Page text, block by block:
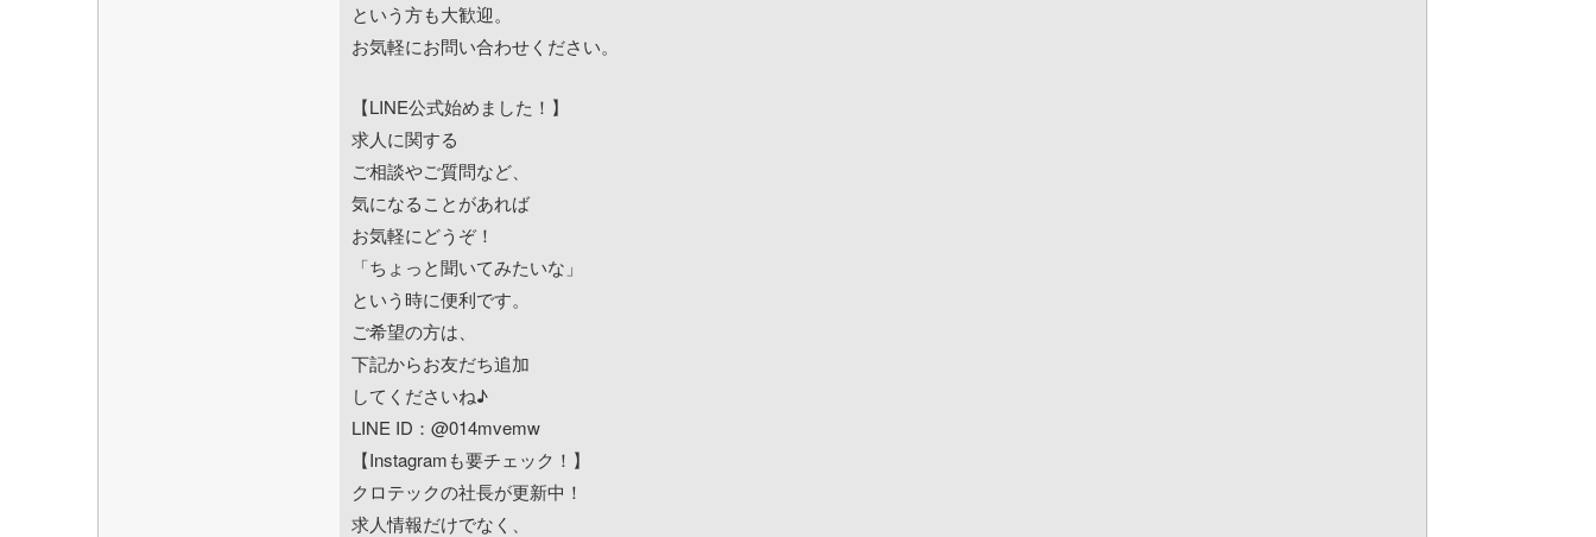
という方も大歓迎。
お気軽にお問い合わせください。
【LINE公式始めました！】
求人に関する
ご相談やご質問など、
気になることがあれば
お気軽にどうぞ！
「ちょっと聞いてみたいな」
という時に便利です。
ご希望の方は、
下記からお友だち追加
してくださいね♪
LINE ID：@014mvemw
【Instagramも要チェック！】
クロテックの社長が更新中！
求人情報だけでなく、